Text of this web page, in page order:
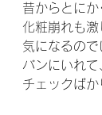
昔からとにか
化粧崩れも激
気になるの
バンにいれて
チェックばか